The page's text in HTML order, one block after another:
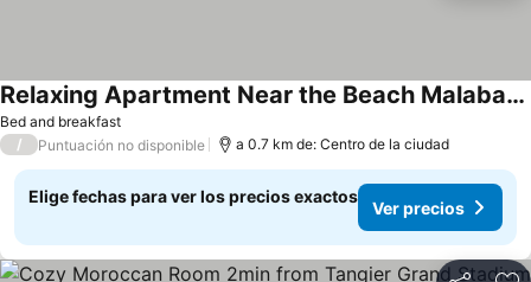
Bed and breakfast
Relaxing Apartment Near the Beach Malabata Tanger
Ver precios
/ Puntuación no disponible a 0.7 km de: Centro de la ciudad
Elige fechas para ver los precios exactos
Ver precios